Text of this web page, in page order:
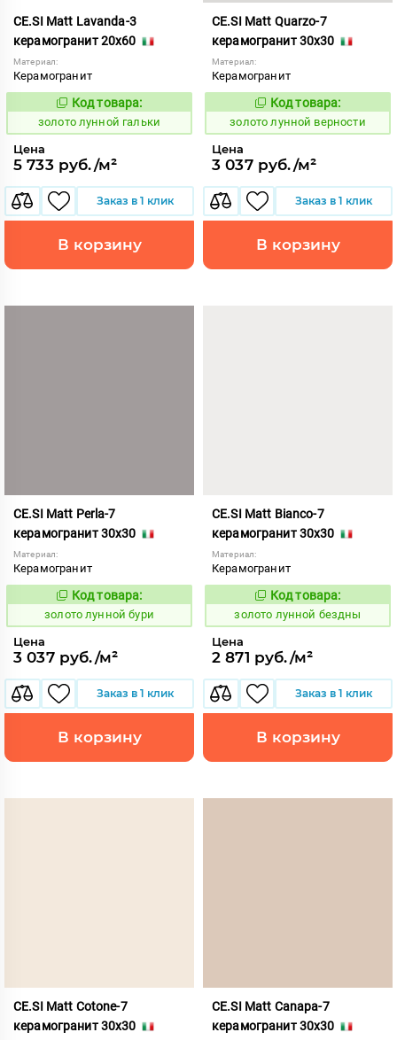
CE.SI Matt Lavanda-3
керамогранит 20x60
Материал:
Керамогранит
521890
Код товара:
золото лунной гальки
Цена
5 733 руб./м²
Заказ в 1 клик
В корзину
CE.SI Matt Quarzo-7
керамогранит 30x30
Материал:
Керамогранит
521881
Код товара:
золото лунной верности
Цена
3 037 руб./м²
Заказ в 1 клик
В корзину
CE.SI Matt Perla-7
керамогранит 30x30
Материал:
Керамогранит
521880
Код товара:
золото лунной бури
Цена
3 037 руб./м²
Заказ в 1 клик
В корзину
CE.SI Matt Bianco-7
керамогранит 30x30
Материал:
Керамогранит
521877
Код товара:
золото лунной бездны
Цена
2 871 руб./м²
Заказ в 1 клик
В корзину
CE.SI Matt Cotone-7
керамогранит 30x30
CE.SI Matt Canapa-7
керамогранит 30x30